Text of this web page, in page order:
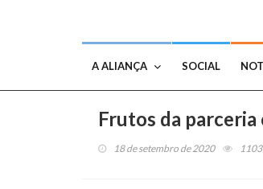
A ALIANÇA SOCIAL
Frutos da
18 de setembro de 2020 1103